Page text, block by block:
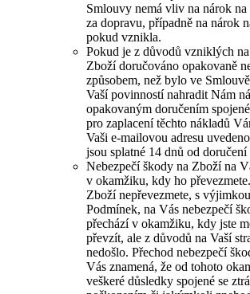
Smlouvy nemá vliv na nárok
za dopravu, případně na nárok
pokud vznikla.
Pokud je z důvodů vzniklých na
Zboží doručováno opakovaně
způsobem, než bylo ve
Vaší povinností nahradit Nám
opakovaným doručením
pro zaplacení těchto nákladů
Vaši e-mailovou adresu
jsou splatné 14 dnů od doručení
Nebezpečí škody na Zboží na
v okamžiku, kdy ho
Zboží nepřevezmete, s
Podmínek, na Vás nebezpečí
přechází v okamžiku, kdy jste
převzít, ale z důvodů na Vaší
nedošlo. Přechod nebezpečí
Vás znamená, že od tohoto
veškeré důsledky spojené se